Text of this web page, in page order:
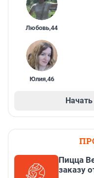
Любовь,44
Юлия,46
Пицца
заказу